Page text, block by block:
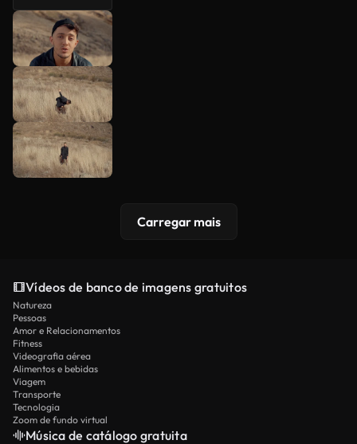
Carregar mais
Vídeos de banco de imagens gratuitos
Natureza
Pessoas
Amor e Relacionamentos
Fitness
Videografia aérea
Alimentos e bebidas
Viagem
Transporte
Tecnologia
Zoom de fundo virtual
Música de catálogo gratuita